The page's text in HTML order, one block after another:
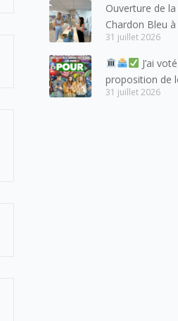
lesquels la
entretient des
quotidiens.
Ouverture de
Chardon Bleu à
31 juillet 2026
J’ai
proposition de
protéger les
31 juillet 2026